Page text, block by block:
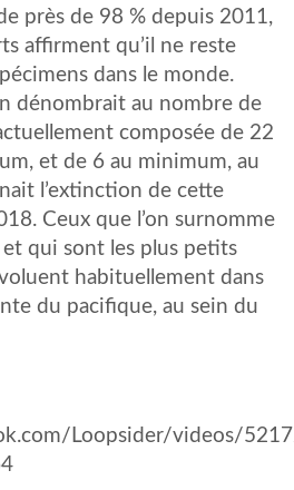
près de 98 % depuis 2011,
affirment qu’il ne reste
dans le monde.
dénombrait au nombre de
composée de 22
et de 6 au minimum, au
l’extinction de cette
Ceux que l’on surnomme
qui sont les plus petits
habituellement dans
du pacifique, au sein du
Loopsider/videos/